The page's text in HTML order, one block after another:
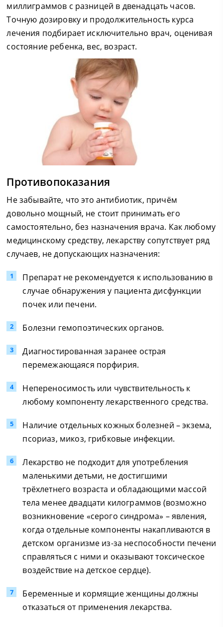
миллиграммов с разницей в двенадцать часов.
Точную дозировку и продолжительность курса
лечения подбирает исключительно врач, оценивая
состояние ребенка, вес, возраст.
Противопоказания
Не забывайте, что это антибиотик, причём
довольно мощный, не стоит принимать его
самостоятельно, без назначения врача. Как любому
медицинскому средству, лекарству сопутствует ряд
случаев, не допускающих назначения:
Препарат не рекомендуется к использованию в
случае обнаружения у пациента дисфункции
почек или печени.
Болезни гемопоэтических органов.
Диагностированная заранее острая
перемежающаяся порфирия.
Непереносимость или чувствительность к
любому компоненту лекарственного средства.
Наличие отдельных кожных болезней – экзема,
псориаз, микоз, грибковые инфекции.
Лекарство не подходит для употребления
маленькими детьми, не достигшими
трёхлетнего возраста и обладающими массой
тела менее двадцати килограммов (возможно
возникновение «серого синдрома» – явления,
когда отдельные компоненты накапливаются в
детском организме из-за неспособности печени
справляться с ними и оказывают токсическое
воздействие на детское сердце).
Беременные и кормящие женщины должны
отказаться от применения лекарства.